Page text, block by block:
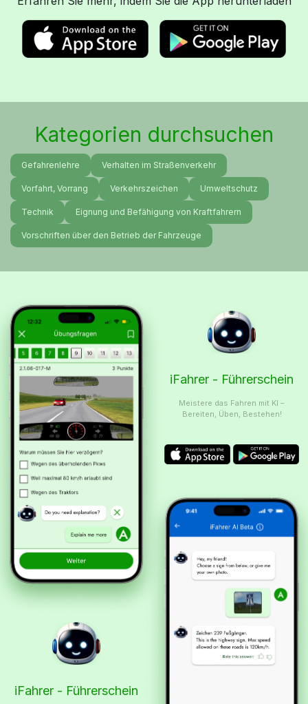
Kategorien durchsuchen
Gefahrenlehre Verhalten im Straßenverkehr
Vorfahrt, Vorrang Verkehrszeichen Umweltschutz
Technik Eignung und Befähigung von Kraftfahrern
Vorschriften über den Betrieb der Fahrzeuge
iFahrer - Führerschein
iFahrer - Führerschein
Meistere das Fahren mit KI –
Bereiten, Üben, Bestehen!